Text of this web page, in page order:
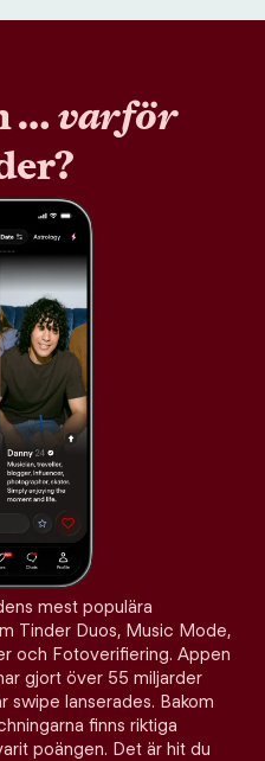
…varför
mest populära
Tinder Duos, Music Mode,
och Fotoverifiering. Appen
gjort över 55 miljarder
swipe lanserades. Bakom
finns riktiga
poängen. Det är hit du